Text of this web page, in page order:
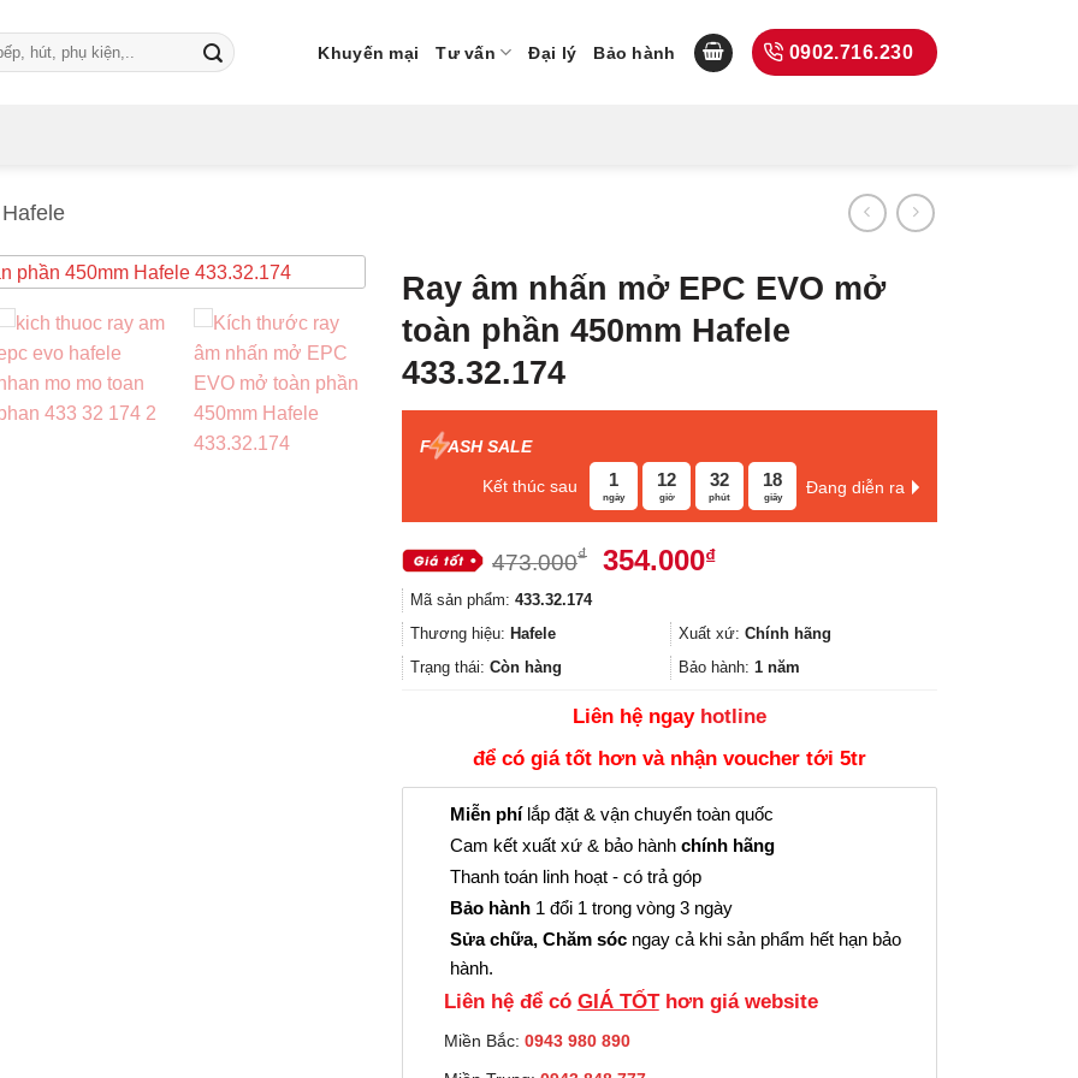
Khuyến mại Tư vấn Đại lý Bảo hành 0902.716.230
Ray âm nhấn mở EPC EVO mở
toàn phần 450mm Hafele
433.32.174
F ASH SALE
Kết thúc sau 1
ngày
12
giờ
32
phút
17
giây
Đang diễn ra
473.000₫
Giá
473.000₫.
354.000₫Giá
là:
354.000₫.
Mã sản phẩm: 433.32.174
Thương hiệu: Hafele Xuất xứ: Chính hãng
Trạng thái: Còn hàng Bảo hành: 1 năm
Liên hệ ngay hotline
để có giá tốt hơn và nhận voucher tới 5tr
Miễn phílắp đặt & vận chuyển toàn quốc
Cam kết xuất xứ & bảo hành chính hãng
Thanh toán linh hoạt - có trả góp
Bảo hành 1 đổi 1 trong vòng 3 ngày
Sửa chữa, Chăm sóc ngay cả khi sản phẩm hết hạn bảo
hành.
Liên hệ để có GIÁ TỐThơn giá website
Miền Bắc: 0943 980 890